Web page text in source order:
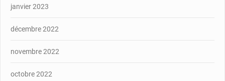
janvier 2023
décembre 2022
novembre 2022
octobre 2022